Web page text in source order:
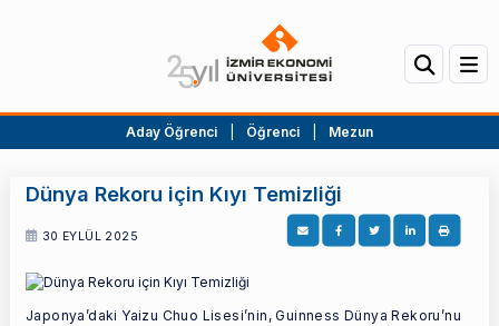
Aday Öğrenci Öğrenci Mezun
Dünya Rekoru için Kıyı Temizliği
30 EYLÜL 2025
Japonya’daki Yaizu Chuo Lisesi’nin, Guinness Dünya Rekoru’nu